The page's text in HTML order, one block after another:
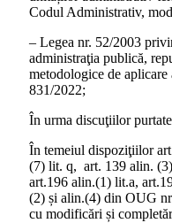
Codul Administrativ,
– Legea nr. 52/2003
administraţia publică,
metodologice de
831/2022;
În urma discuţiilor
În temeiul dispoziţiilor
(7) lit. q, art. 139 alin.
art.196 alin.(1) lit.a,
(2) și alin.(4) din OUG
cu modificări și